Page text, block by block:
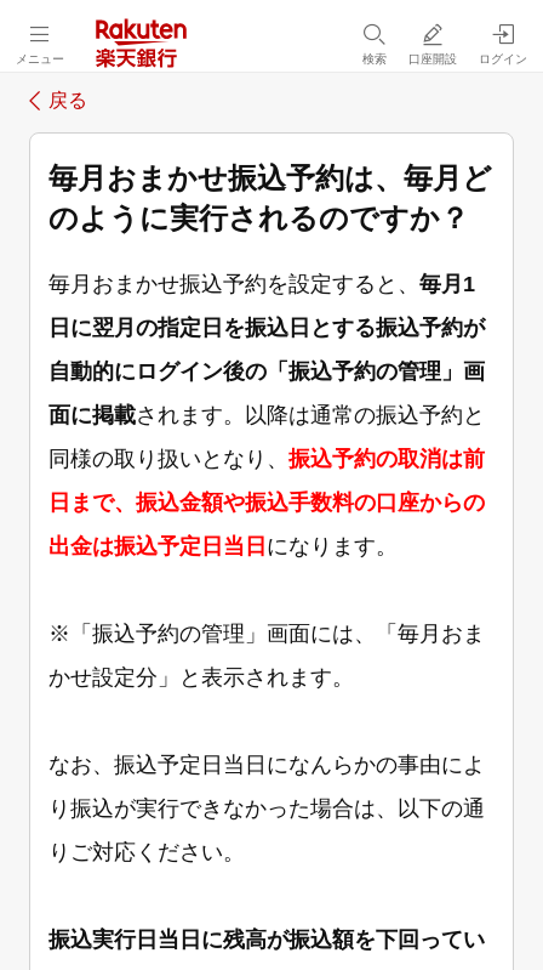
メニュー 検索 口座開設 ログイン
戻る
毎月おまかせ振込予約は、毎月ど
のように実行されるのですか？
毎月おまかせ振込予約を設定すると、 毎月1
日に翌月の指定日を振込日とする振込予約が
自動的にログイン後の「振込予約の管理」画
面に掲載されます。以降は通常の振込予約と
同様の取り扱いとなり、 振込予約の取消は前
日まで、振込金額や振込手数料の口座からの
出金は振込予定日当日 になります。
※「振込予約の管理」画面には、「毎月おま
かせ設定分」と表示されます。
なお、振込予定日当日になんらかの事由によ
り振込が実行できなかった場合は、以下の通
りご対応ください。
振込実行日当日に残高が振込額を下回ってい